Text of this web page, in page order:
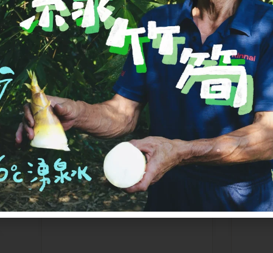
紅蘿蔔汁中蘊含的
β-胡蘿蔔素
在體內可轉換為維生素
A，對於維持視覺健康
和皮膚狀態有幫助。
牙